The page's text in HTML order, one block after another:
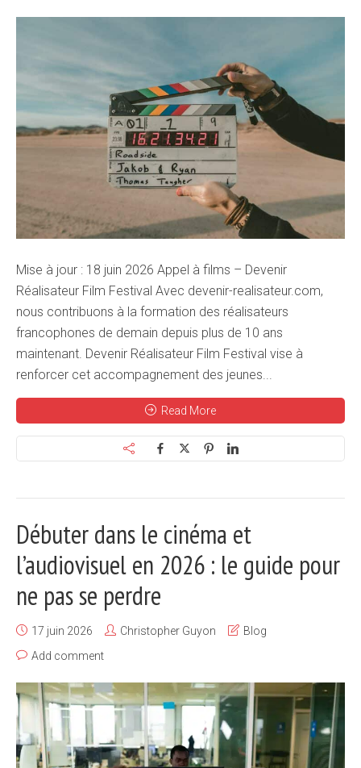
Mise à jour : 18 juin 2026 Appel à films – Devenir
Réalisateur Film Festival Avec devenir-realisateur.com,
nous contribuons à la formation des réalisateurs
francophones de demain depuis plus de 10 ans
maintenant. Devenir Réalisateur Film Festival vise à
renforcer cet accompagnement des jeunes...
Read More
Débuter dans le cinéma et
l’audiovisuel en 2026 : le guide pour
ne pas se perdre
17 juin 2026 Christopher Guyon
Blog
Add comment